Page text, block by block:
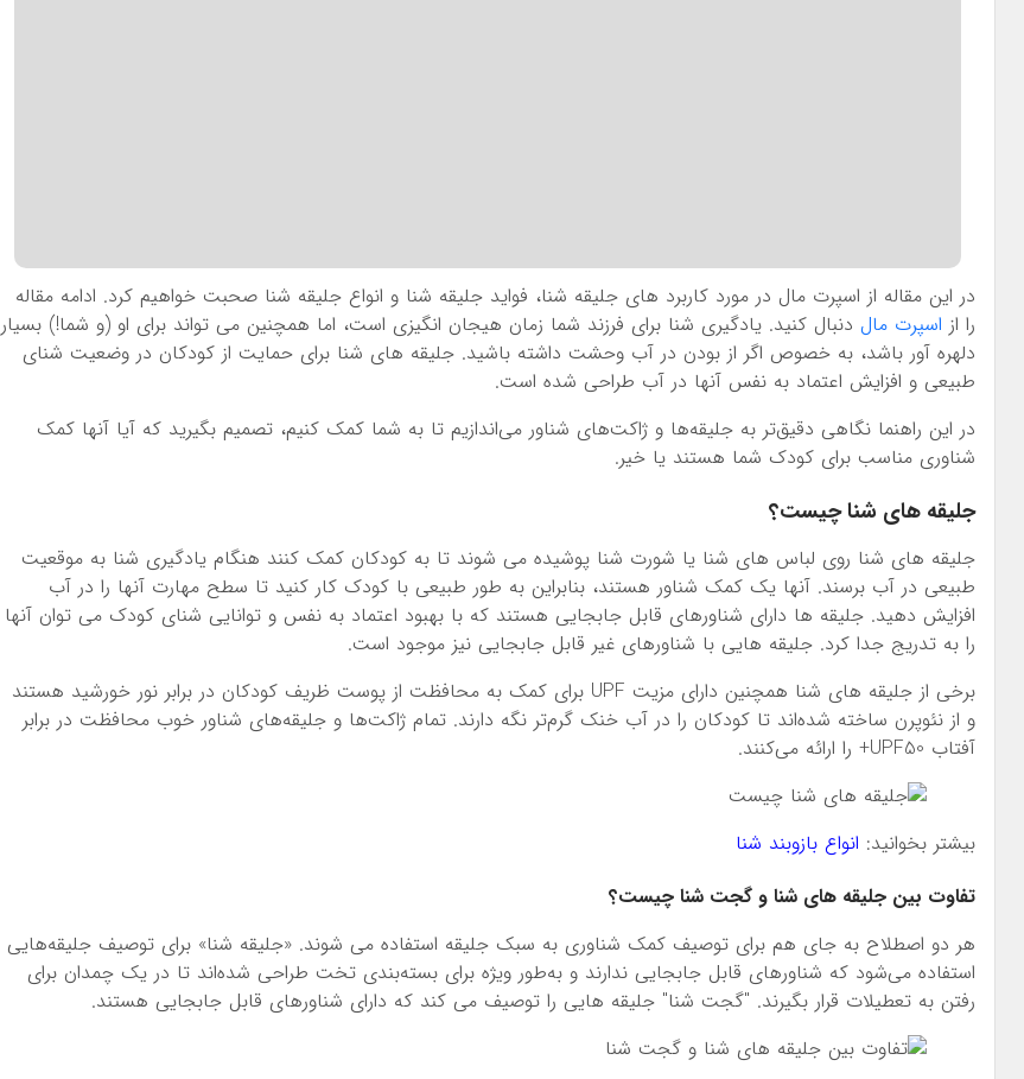
در این مقاله از اسپرت مال در مورد کاربرد های جلیقه شنا، فواید جلیقه شنا و انواع جلیقه شنا صحبت خواهیم کرد. ادامه مقاله
را از اسپرت مال دنبال کنید. یادگیری شنا برای فرزند شما زمان هیجان انگیزی است، اما همچنین می تواند برای او (و شما!) بسیار
دلهره آور باشد، به خصوص اگر از بودن در آب وحشت داشته باشید. جلیقه های شنا برای حمایت از کودکان در وضعیت شنای
طبیعی و افزایش اعتماد به نفس آنها در آب طراحی شده است.
در این راهنما نگاهی دقیق‌تر به جلیقه‌ها و ژاکت‌های شناور می‌اندازیم تا به شما کمک کنیم، تصمیم بگیرید که آیا آنها کمک
شناوری مناسب برای کودک شما هستند یا خیر.
جلیقه های شنا چیست؟
جلیقه های شنا روی لباس های شنا یا شورت شنا پوشیده می شوند تا به کودکان کمک کنند هنگام یادگیری شنا به موقعیت
طبیعی در آب برسند. آنها یک کمک شناور هستند، بنابراین به طور طبیعی با کودک کار کنید تا سطح مهارت آنها را در آب
افزایش دهید. جلیقه ها دارای شناورهای قابل جابجایی هستند که با بهبود اعتماد به نفس و توانایی شنای کودک می توان آنها
را به تدریج جدا کرد. جلیقه هایی با شناورهای غیر قابل جابجایی نیز موجود است.
برخی از جلیقه‌ های شنا همچنین دارای مزیت UPF برای کمک به محافظت از پوست ظریف کودکان در برابر نور خورشید هستند
و از نئوپرن ساخته شده‌اند تا کودکان را در آب خنک گرم‌تر نگه دارند. تمام ژاکت‌ها و جلیقه‌های شناور خوب محافظت در برابر
آفتاب UPF50+ را ارائه می‌کنند.
بیشتر بخوانید: انواع بازوبند شنا
تفاوت بین جلیقه های شنا و گجت شنا چیست؟
هر دو اصطلاح به جای هم برای توصیف کمک شناوری به سبک جلیقه استفاده می شوند. «جلیقه شنا» برای توصیف جلیقه‌هایی
استفاده می‌شود که شناورهای قابل جابجایی ندارند و به‌طور ویژه برای بسته‌بندی تخت طراحی شده‌اند تا در یک چمدان برای
رفتن به تعطیلات قرار بگیرند. "گجت شنا" جلیقه هایی را توصیف می کند که دارای شناورهای قابل جابجایی هستند.